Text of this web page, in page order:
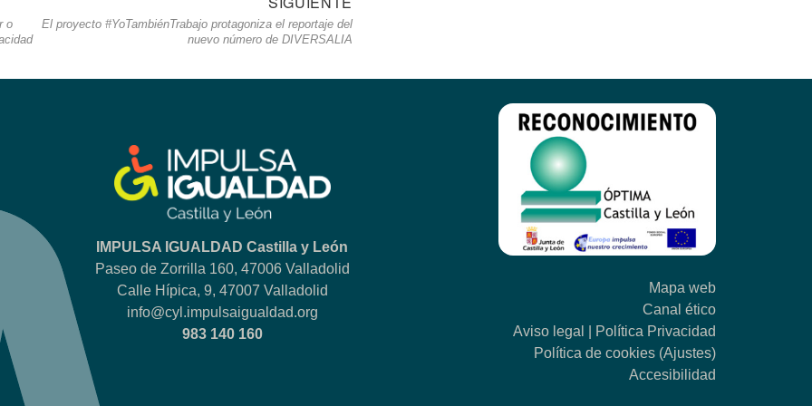
o
entrada
El proyecto #YoTambiénTrabajo protagoniza el reportaje del
nuevo número de DIVERSALIA
IMPULSA IGUALDAD Castilla y León
Paseo de Zorrilla 160, 47006 Valladolid
Calle Hípica, 9, 47007 Valladolid
info@cyl.impulsaigualdad.org
983 140 160
Mapa web
Canal ético
Aviso legal
Política Privacidad
Política de cookies (Ajustes)
Accesibilidad